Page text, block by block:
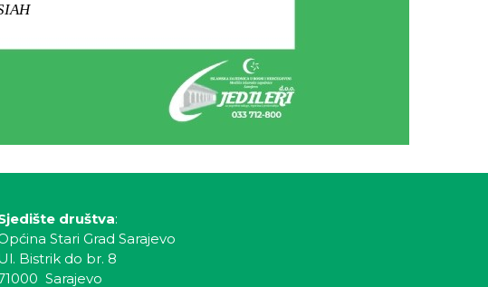
društva:
Stari Grad Sarajevo
Bistrik do br. 8
Sarajevo